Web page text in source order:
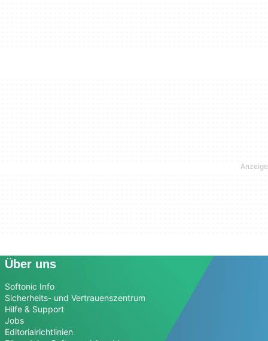
Über uns
Softonic Info
Sicherheits- und Vertrauenszentrum
Hilfe & Support
Jobs
Editorialrichtlinien